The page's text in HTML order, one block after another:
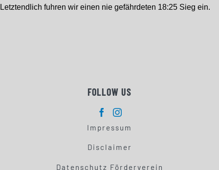
Letztendlich fuhren wir einen nie gefährdeten 18:25 Sieg ein.
FOLLOW US
Impressum
Disclaimer
Datenschutz Förderverein